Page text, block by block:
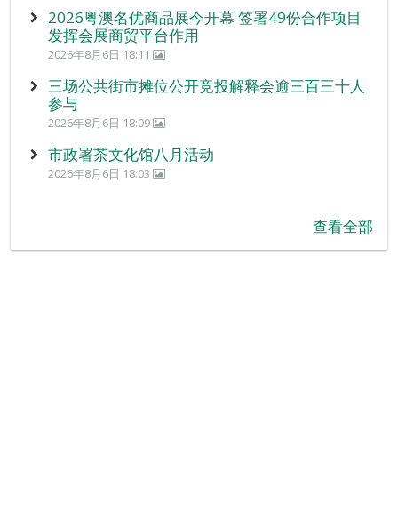
2026粤澳名优商品展今开幕 签署49份合作项目
发挥会展商贸平台作用
2026年8月6日 18:11
三场公共街市摊位公开竞投解释会逾三百三十人
参与
2026年8月6日 18:09
市政署茶文化馆八月活动
2026年8月6日 18:03
查看全部